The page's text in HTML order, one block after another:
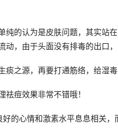
纯的认为是皮肤问题，其实站
动，由于头面没有排毒的出口
痰之源，再要打通筋络，给湿
痘效果非常不错哦！
的心情和激素水平息息相关，